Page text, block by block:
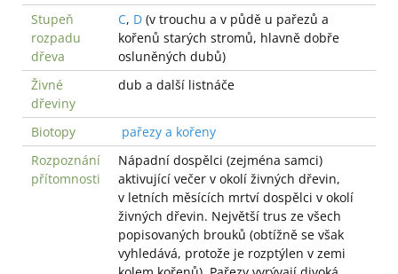
Stupeň
rozpadu
dřeva
C, D (v trouchu a v půdě u pařezů a
kořenů starých stromů, hlavně dobře
osluněných dubů)
Živné
dřeviny
dub a další listnáče
Biotopy
pařezy a kořeny
Rozpoznání
přítomnosti
Nápadní dospělci (zejména samci)
aktivující večer v okolí živných dřevin,
v letních měsících mrtví dospělci v okolí
živných dřevin. Největší trus ze všech
popisovaných brouků (obtížně se však
vyhledává, protože je rozptýlen v zemi